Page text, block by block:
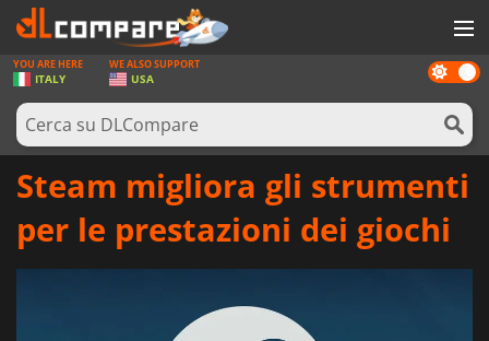
GIOCHI
PREPAGATE
SOFTWARE
HARDWARE
Dark
mode
YOU ARE HERE
ITALY
WE ALSO SUPPORT
USA
Steam migliora gli strumenti
per le prestazioni dei giochi